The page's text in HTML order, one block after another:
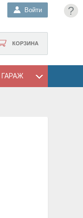
?
Войти
КОРЗИНА
ГАРАЖ